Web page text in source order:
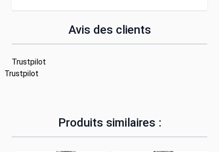
Avis des clients
Trustpilot
Trustpilot
Produits similaires :